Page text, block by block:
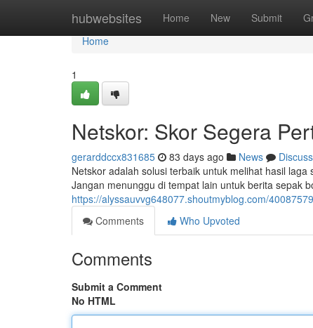
hubwebsites Home New Submit
Home
Home
1
Netskor: Skor Segera
gerarddccx831685 83 days ago News
Discuss
Netskor adalah solusi terbaik untuk melihat hasil
Jangan menunggu di tempat lain untuk berita sepak
https://alyssauvvg648077.shoutmyblog.com/
Comments
Who Upvoted
Comments
Submit a Comment
No HTML